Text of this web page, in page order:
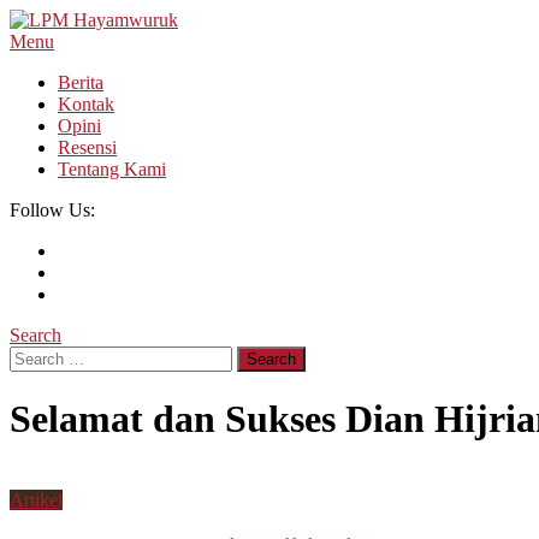
Skip
To
Menu
Berita
Kontak
Opini
Resensi
Tentang Kami
Follow Us:
Search
Search
for:
Selamat dan Sukses Dian
Artikel